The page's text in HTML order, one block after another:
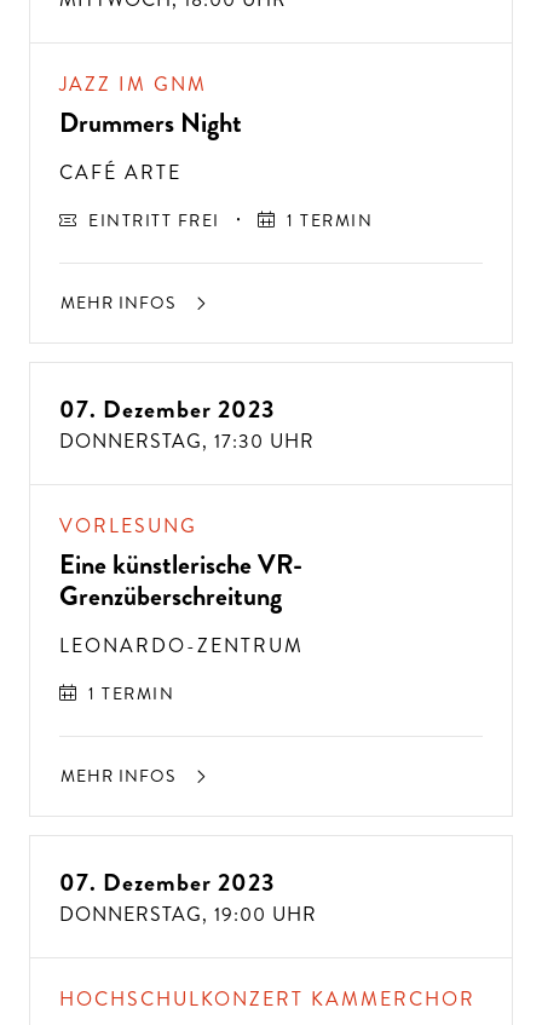
ÜBE
R 300
VE
R
A
NST
ALT
U
N
GE
N P
R
O
J
A
H
R
D
A
N
N
K
O
M
M
E
N
SI
E
Z
U
U
N
S!
JAZZ IM GNM
Drummers Night
CAFÉ ARTE
EINTRITT FREI 1 TERMIN
MEHR INFOS
07. Dezember 2023
DONNERSTAG, 17:30 UHR
VORLESUNG
Eine künstlerische VR-
Grenzüberschreitung
LEONARDO-ZENTRUM
1 TERMIN
MEHR INFOS
07. Dezember 2023
DONNERSTAG, 19:00 UHR
HOCHSCHULKONZERT KAMMERCHOR